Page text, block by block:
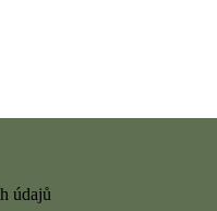
údajů